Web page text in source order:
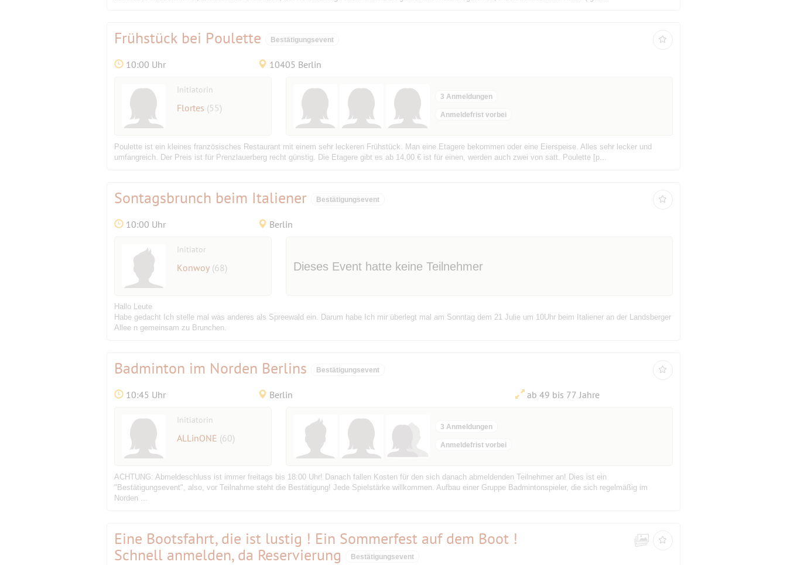
Frühstück bei Poulette Bestätigungsevent
10:00 Uhr 10405 Berlin
Initiatorin
Flortes (55)
3 Anmeldungen
Anmeldefrist vorbei
Poulette ist ein kleines französisches Restaurant mit einem sehr leckeren Frühstück. Man eine Etagere bekommen oder eine Eierspeise. Alles sehr lecker und
umfangreich. Der Preis ist für Prenzlauerberg recht günstig. Die Etagere gibt es ab 14,00 € ist für einen, werden auch zwei von satt. Poulette [p...
Sontagsbrunch beim Italiener Bestätigungsevent
10:00 Uhr Berlin
Initiator
Konwoy (68) Dieses Event hatte keine Teilnehmer
Hallo Leute
Habe gedacht Ich stelle mal was anderes als Spreewald ein. Darum habe Ich mir überlegt mal am Sonntag dem 21 Julie um 10Uhr beim Italiener an der Landsberger
Allee n gemeinsam zu Brunchen.
Badminton im Norden Berlins Bestätigungsevent
10:45 Uhr Berlin ab 49 bis 77 Jahre
Initiatorin
ALLinONE (60)
3 Anmeldungen
Anmeldefrist vorbei
ACHTUNG: Abmeldeschluss ist immer freitags bis 18:00 Uhr! Danach fallen Kosten für den sich danach abmeldenden Teilnehmer an! Dies ist ein
"Bestätigungsevent", also, vor Teilnahme steht die Bestätigung! Jede Spielstärke willkommen. Aufbau einer Gruppe Badmintonspieler, die sich regelmäßig im
Norden ...
Eine Bootsfahrt, die ist lustig ! Ein Sommerfest auf dem Boot !
Schnell anmelden, da Reservierung
Bestätigungsevent